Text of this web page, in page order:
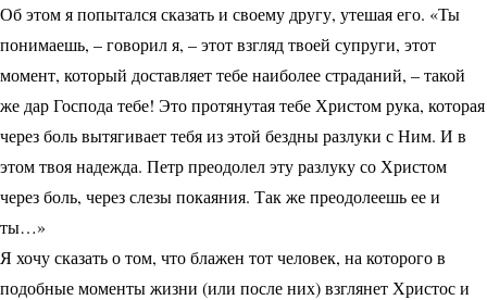
Об этом я попытался сказать и своему другу, утешая его. «Ты
понимаешь, – говорил я, – этот взгляд твоей супруги, этот
момент, который доставляет тебе наиболее страданий, – такой
же дар Господа тебе! Это протянутая тебе Христом рука, которая
через боль вытягивает тебя из этой бездны разлуки с Ним. И в
этом твоя надежда. Петр преодолел эту разлуку со Христом
через боль, через слезы покаяния. Так же преодолеешь ее и
ты…»
Я хочу сказать о том, что блажен тот человек, на которого в
подобные моменты жизни (или после них) взглянет Христос и